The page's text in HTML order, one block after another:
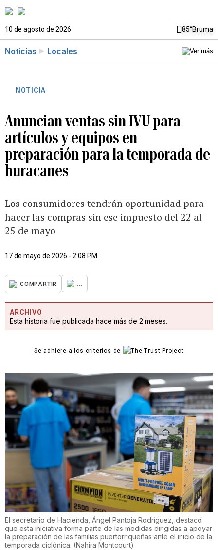
10 de agosto de 2026 85°Bruma
Noticias Locales
NOTICIA
Anuncian ventas sin IVU para
artículos y equipos en
preparación para la temporada de
huracanes
Los consumidores tendrán oportunidad para
hacer las compras sin ese impuesto del 22 al
25 de mayo
17 de mayo de 2026 - 2:08 PM
COMPARTIR ...
ARCHIVO
Esta historia fue publicada hace más de 2 meses.
Se adhiere a los criterios de
El secretario de Hacienda, Ángel Pantoja Rodríguez, destacó
que esta iniciativa forma parte de las medidas dirigidas a apoyar
la preparación de las familias puertorriqueñas ante el inicio de la
temporada ciclónica. (Nahira Montcourt)